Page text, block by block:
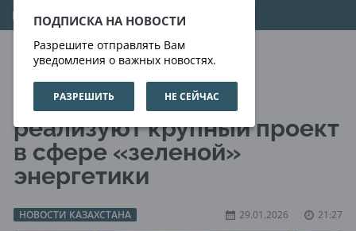
ПОДПИСКА НА НОВОСТИ
Разрешите отправлять Вам
уведомления о важных новостях.
РАЗРЕШИТЬ НЕ СЕЙЧАС
09.08.2026 14:41:46
Казахстан и Китай
реализуют крупный проект
в сфере «зеленой»
энергетики
НОВОСТИ КАЗАХСТАНА 29.01.2026 21:27